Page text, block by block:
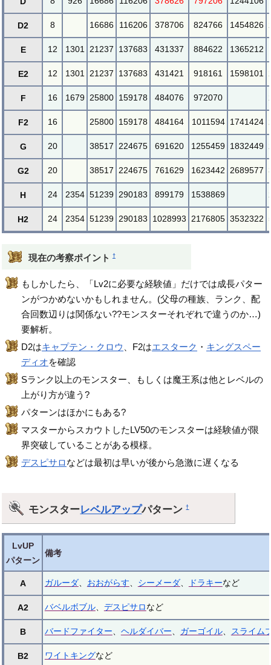
D2 8 16686 116206 378706 824766 1454826
E 12 1301 21237 137683 431337 884622 1365212
E2 12 1301 21237 137683 431421 918161 1598101
F 16 1679 25800 159178 484076 972070
F2 16 25800 159178 484164 1011594 1741424
G 20 38517 224675 691620 1255459 1832449
G2 20 38517 224675 761629 1623442 2689577
H 24 2354 51239 290183 899179 1538869
H2 24 2354 51239 290183 1028993 2176805 3532322
現在の考察ポイント †
もしかしたら、「Lv2に必要な経験値」だけでは成長パター
ンがつかめないかもしれません。(父母の種族、ランク、配
合回数辺りは関係ない??モンスターそれぞれで違うのか…)
要解析。
D2はキャプテン・クロウ 、F2はエスターク ・ キングスペー
ディオを確認
Sランク以上のモンスター、もしくは魔王系は他とレベルの
上がり方が違う?
パターンはほかにもある?
マスターからスカウトしたLV50のモンスターは経験値が限
界突破していることがある模様。
デスピサロなどは最初は早いが後から急激に遅くなる
モンスターレベルアップパターン†
LvUP
パターン
備考
A ガルーダ、 おおがらす シーメーダ、 ドラキーなど
A2 バベルボブル、 デスピサロなど
B バードファイター ヘルダイバー ガーゴイル、 スライム
B2 ワイトキングなど